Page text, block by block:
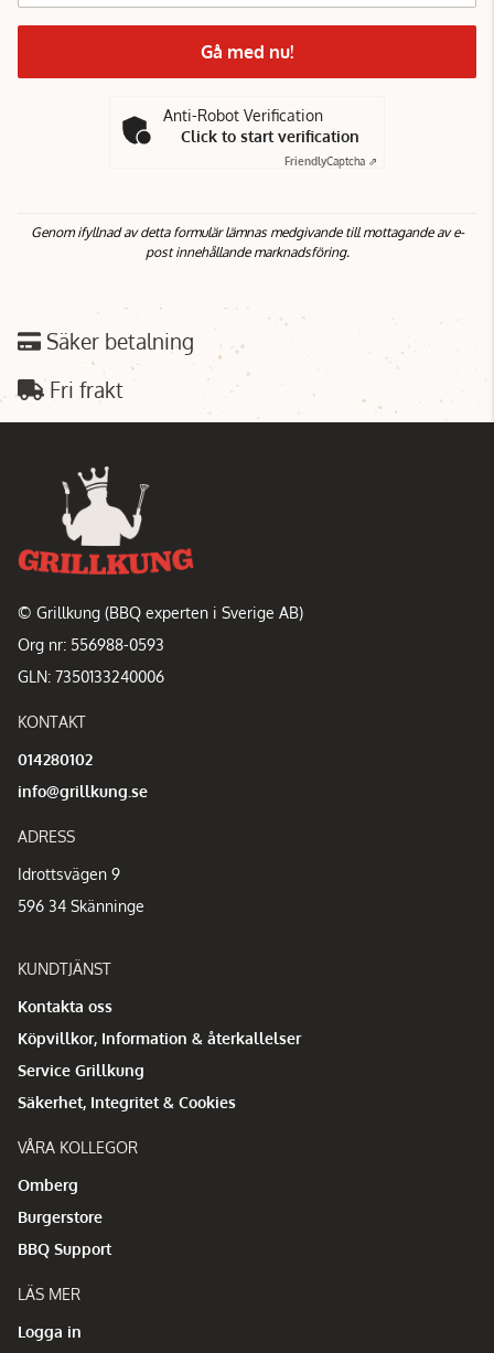
Gå med nu!
Anti-Robot Verification
Click to start verification
FriendlyCaptcha ⇗
Genom ifyllnad av detta formulär lämnas medgivande till mottagande av e-
post innehållande marknadsföring.
Säker betalning
Fri frakt
© Grillkung (BBQ experten i Sverige AB)
Org nr: 556988-0593
GLN: 7350133240006
KONTAKT
014280102
info@grillkung.se
ADRESS
Idrottsvägen 9
596 34 Skänninge
KUNDTJÄNST
Kontakta oss
Köpvillkor, Information & återkallelser
Service Grillkung
Säkerhet, Integritet & Cookies
VÅRA KOLLEGOR
Omberg
Burgerstore
BBQ Support
LÄS MER
Logga in